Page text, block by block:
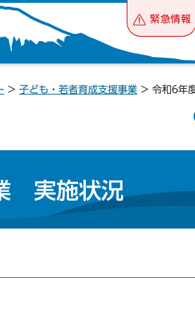
緊急情報
> 子ども・若者育成支援事業 > 令和6年
実施状況